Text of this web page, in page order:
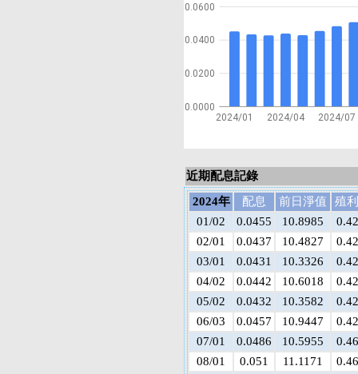
2024/01 2024/04 2024/07
0.0000
0.0200
0.0400
0.0600
近期配息記錄
2024年
配息 前日淨值
殖
01/02
0.0455 10.8985
02/01
0.0437 10.4827
03/01
0.0431 10.3326
04/02
0.0442 10.6018
05/02
0.0432 10.3582
06/03
0.0457 10.9447
07/01
0.0486 10.5955
08/01
0.051 11.1171